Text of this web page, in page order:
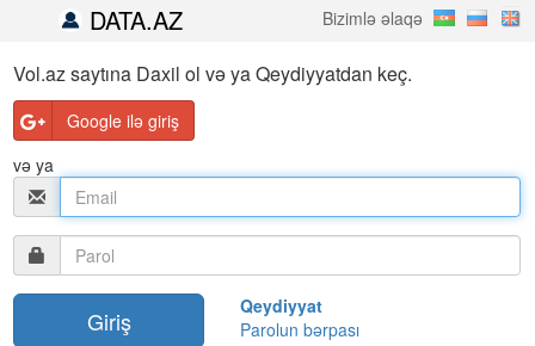
DATA.AZ Bizimlə əlaqə
Vol.az saytına Daxil ol və ya Qeydiyyatdan keç.
Google ilə giriş
və ya
Qeydiyyat
Parolun bərpası